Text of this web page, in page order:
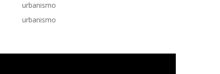
urbanismo
urbanismo